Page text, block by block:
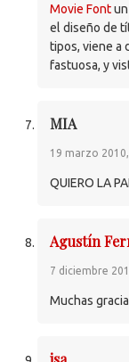
Movie Font
el diseño de
tipos, viene a
fastuosa, y
MIA
19 marzo
QUIERO LA
Agustín
7 diciembre
Muchas